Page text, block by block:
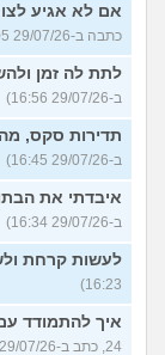
אם לא אגיע לצו
כתבה ב-29/07/26 17:05)
לתת לה זמן
ב-29/07/26 16:56)
תדירות סקס,
ב-29/07/26 16:45)
איבדתי את
ב-29/07/26 16:34)
לעשות קרחת
16:23)
איך להתמודד
24, כתב ב-29/07/26 16:14)